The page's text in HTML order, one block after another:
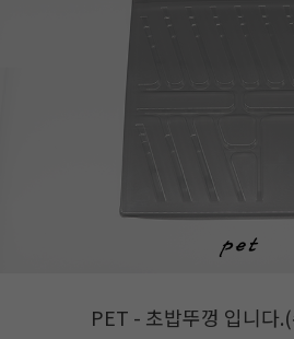
PET - 초밥뚜껑 입니다